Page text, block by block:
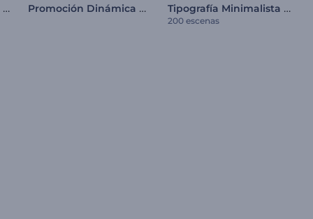
Paquete Promocional de Venta de Productos Promoción Dinámica de Perfil de Instagram Tipografía Minimalista para Redes Sociales
200 escenas